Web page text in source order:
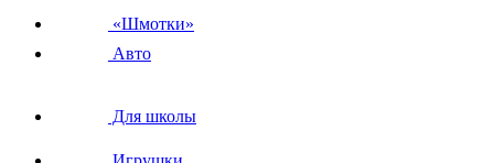
«Шмотки»
Авто
Для школы